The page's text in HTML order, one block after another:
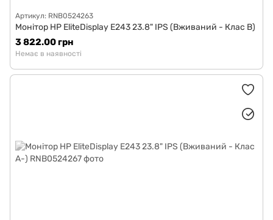
Артикул: RNB0524263
Монітор HP EliteDisplay E243 23.8" IPS (Вживаний - Клас B)
3 822.00 грн
Немає в наявності